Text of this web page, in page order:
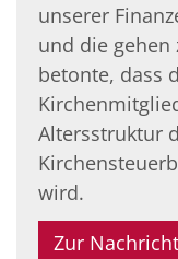
unserer
und die gehen
betonte, dass
Altersstruktur
wird.
Zur Nachricht